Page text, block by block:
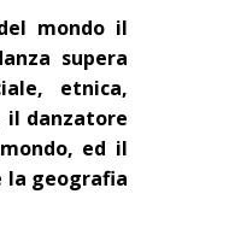
mondo il
supera
etnica,
il danzatore
ed il
la geografia